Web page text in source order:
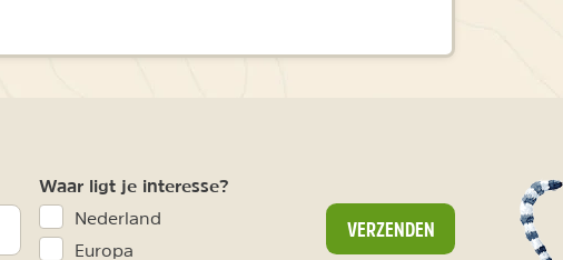
Waar ligt je interesse?
Nederland
Europa
VERZENDEN